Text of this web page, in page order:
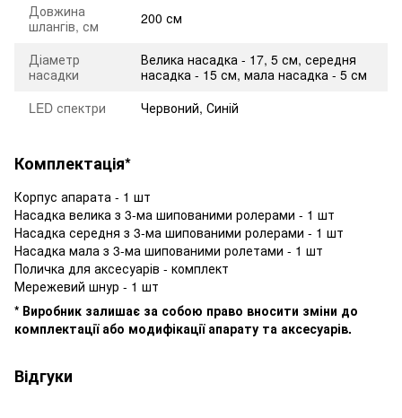
Довжина
шлангів, см
200 см
Діаметр
насадки
Велика насадка - 17, 5 см, середня
насадка - 15 см, мала насадка - 5 см
LED спектри
Червоний, Синій
Комплектація*
Корпус апарата - 1 шт
Насадка велика з 3-ма шипованими ролерами - 1 шт
Насадка середня з 3-ма шипованими ролерами - 1 шт
Насадка мала з 3-ма шипованими ролетами - 1 шт
Поличка для аксесуарів - комплект
Мережевий шнур - 1 шт
* Виробник залишає за собою право вносити зміни до
комплектації або модифікації апарату та аксесуарів.
Відгуки